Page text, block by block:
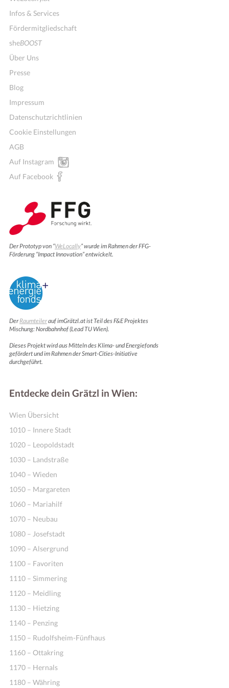
Infos & Services
Fördermitgliedschaft
sheBOOST
Über Uns
Presse
Blog
Impressum
Datenschutzrichtlinien
Cookie Einstellungen
AGB
Auf Instagram
Auf Facebook
Der Prototyp von “WeLocally” wurde im Rahmen der FFG-
Förderung “Impact Innovation” entwickelt.
DerRaumteilerauf imGrätzl.at ist Teil des F&E Projektes
Mischung: Nordbahnhof (Lead TU Wien).
Dieses Projekt wird aus Mitteln des Klima- und Energiefonds
gefördert und im Rahmen der Smart-Cities-Initiative
durchgeführt.
Entdecke dein Grätzl in Wien:
Wien Übersicht
1010 – Innere Stadt
1020 – Leopoldstadt
1030 – Landstraße
1040 – Wieden
1050 – Margareten
1060 – Mariahilf
1070 – Neubau
1080 – Josefstadt
1090 – Alsergrund
1100 – Favoriten
1110 – Simmering
1120 – Meidling
1130 – Hietzing
1140 – Penzing
1150 – Rudolfsheim-Fünfhaus
1160 – Ottakring
1170 – Hernals
1180 – Währing